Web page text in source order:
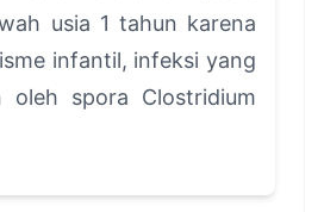
usia 1 tahun karena
infantil, infeksi yang
oleh spora Clostridium